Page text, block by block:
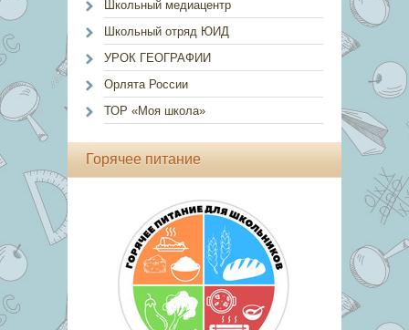
Школьный медиацентр
Школьный отряд ЮИД
УРОК ГЕОГРАФИИ
Орлята России
ТОР «Моя школа»
Горячее питание